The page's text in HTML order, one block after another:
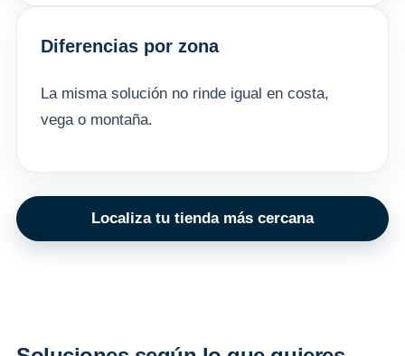
Diferencias por zona
La misma solución no rinde igual en costa,
vega o montaña.
Localiza tu tienda más cercana